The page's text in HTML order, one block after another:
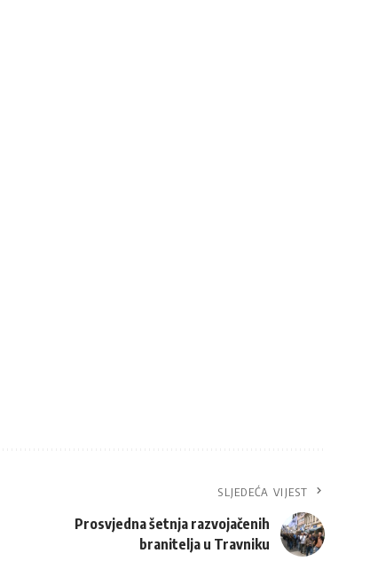
SLJEDEĆA VIJEST
Prosvjedna šetnja razvojačenih
branitelja u Travniku